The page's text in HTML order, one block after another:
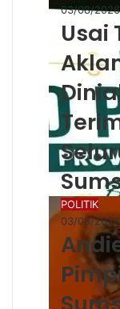
03/08/2026
Usai
POLITIK
03/08/2026